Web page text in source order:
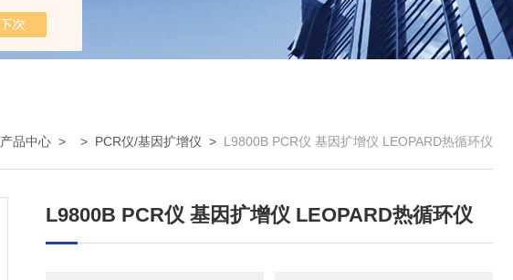
产品中心 > > PCR仪/基因扩增仪 > L9800B PCR仪 基因扩增仪 LEOPARD热循环仪
L9800B PCR仪 基因扩增仪 LEOPARD热循环仪